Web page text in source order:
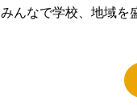
みんなで学校、地域を